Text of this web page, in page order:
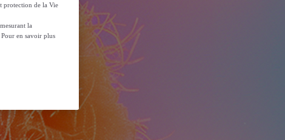
protection de la Vie
la
en savoir plus